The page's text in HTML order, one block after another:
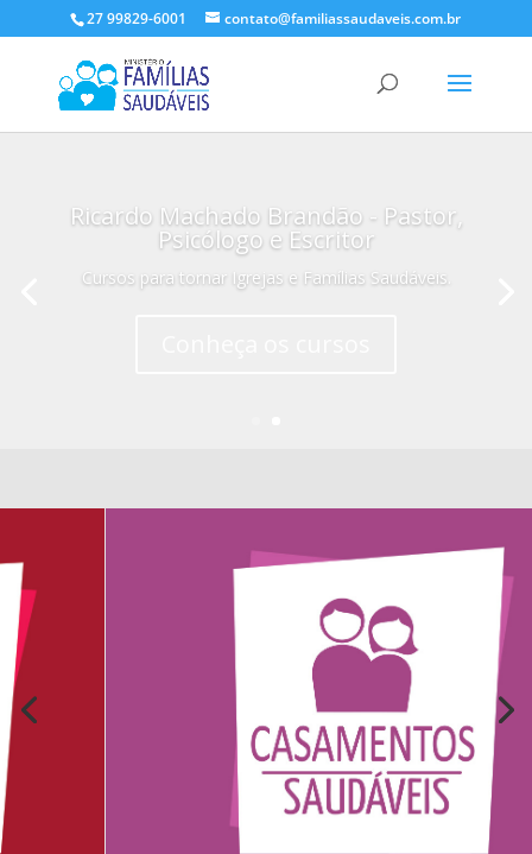
27 99829-6001 contato@familiassaudaveis.com.br
Ricardo Machado Brandão - Pastor,
Psicólogo e Escritor
Cursos para tornar Igrejas e Famílias Saudáveis.